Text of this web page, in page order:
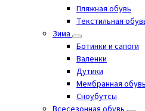
Пляжная обувь
Текстильная
Зима
Ботинки и сапоги
Валенки
Дутики
Мембранная
Сноубутсы